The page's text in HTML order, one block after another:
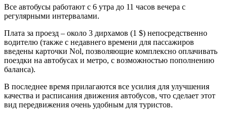
Все автобусы работают с 6 утра до 11 часов вечера с
регулярными интервалами.
Плата за проезд – около 3 дирхамов (1 $) непосредственно
водителю (также с недавнего времени для пассажиров
введены карточки Nol, позволяющие комплексно оплачивать
поездки на автобусах и метро, с возможностью пополнению
баланса).
В последнее время прилагаются все усилия для улучшения
качества и расписания движения автобусов, что сделает этот
вид передвижения очень удобным для туристов.